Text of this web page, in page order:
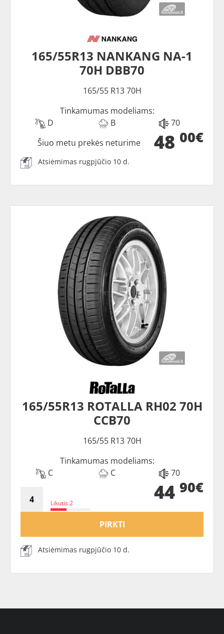
165/55R13 NANKANG NA-1
70H DBB70
165/55 R13 70H
Tinkamumas modeliams:
D
B 70
48 00€
Šiuo metu prekės neturime
Atsiėmimas rugpjūčio 10 d.
165/55R13 ROTALLA RH02 70H
CCB70
165/55 R13 70H
Tinkamumas modeliams:
C
C 70
Likutis 2 44 90€
PIRKTI
Atsiėmimas rugpjūčio 10 d.